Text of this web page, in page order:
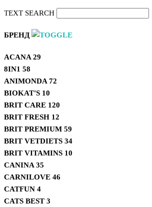
TEXT SEARCH
БРЕНД
ACANA 29
8IN1 58
ANIMONDA 72
BIOKAT'S 10
BRIT CARE 120
BRIT FRESH 12
BRIT PREMIUM 59
BRIT VETDIETS 34
BRIT VITAMINS 10
CANINA 35
CARNILOVE 46
CATFUN 4
CATS BEST 3